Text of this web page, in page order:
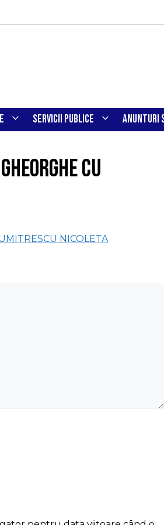
SERVICII PUBLICE ANUNTURI
cu
NICOLETA